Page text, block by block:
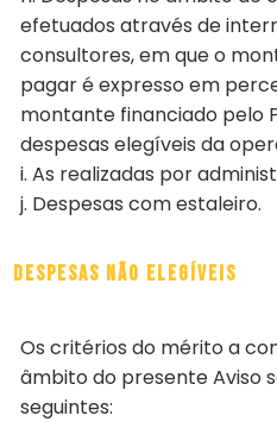
efetuados através de
consultores, em que o
pagar é expresso em
montante financiado pelo
despesas elegíveis da
i. As realizadas por
j. Despesas com estaleiro.
Despesas não elegíveis
Os critérios do mérito a
âmbito do presente Aviso
seguintes: